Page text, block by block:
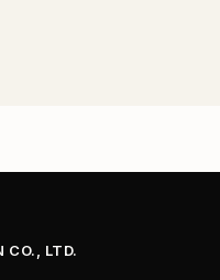
CO., LTD.